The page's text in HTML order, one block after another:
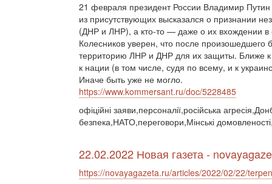
21 февраля президент России Владимир
из присутствующих высказался о признании
(ДНР и ЛНР), а кто-то — даже о их вхождении в
Колесников уверен, что после произошедшего
территорию ЛНР и ДНР для их защиты. Ближе
к нации (в том числе, судя по всему, и к
Иначе быть уже не могло.
https://www.kommersant.ru/doc/5228485
офіційні заяви,персоналії,російська
безпека,НАТО,переговори,Мінські
22.02.2022 Новая газета -
https://novayagazeta.ru/articles/2022/02/22/